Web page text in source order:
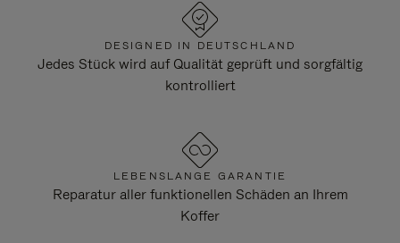
DESIGNED IN DEUTSCHLAND
Jedes Stück wird auf Qualität geprüft und sorgfältig
kontrolliert
LEBENSLANGE GARANTIE
Reparatur aller funktionellen Schäden an Ihrem
Koffer